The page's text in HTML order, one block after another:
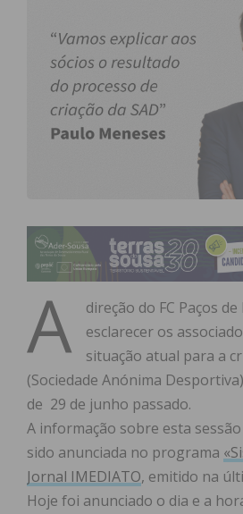
A
direção do FC Paços
esclarecer os
situação atual para a
(Sociedade Anónima
de 29 de junho passado.
A informação sobre esta
sido anunciada no programa
Jornal IMEDIATO, emitido na
Hoje foi anunciado o dia e a